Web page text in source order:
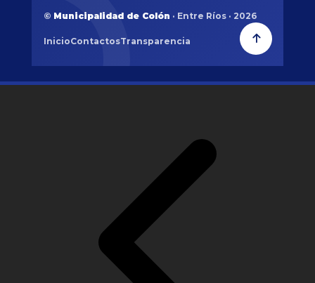
© Municipalidad de Colón · Entre Ríos · 2026
InicioContactosTransparencia